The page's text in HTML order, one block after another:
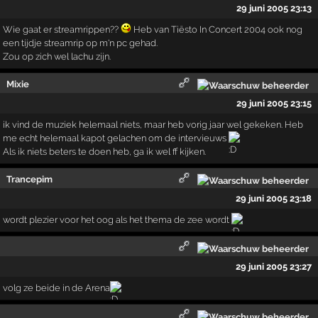
29 juni 2005 23:13
Wie gaat er streamrippen??
Heb van Tiësto In Concert 2004 ook nog
een tijdje streamrip op m'n pc gehad.
Zou op zich wel lachu zijn.
Mixie
29 juni 2005 23:15
ik vind de muziek helemaal niets, maar heb vorig jaar wel gekeken. Heb
me echt helemaal kapot gelachen om de intervieuws
Als ik niets beters te doen heb, ga ik wel ff kijken.
Trancepim
29 juni 2005 23:18
wordt plezier voor het oog als het thema de zee wordt
29 juni 2005 23:27
volg ze beide in de Arena